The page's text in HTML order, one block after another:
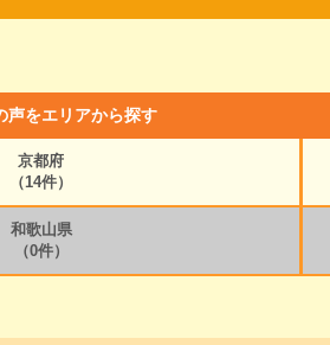
声をエリアから探す
京都府
（14件）
和歌山県
（0件）